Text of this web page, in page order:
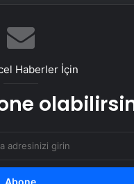
Sağlık
Haberler İçin